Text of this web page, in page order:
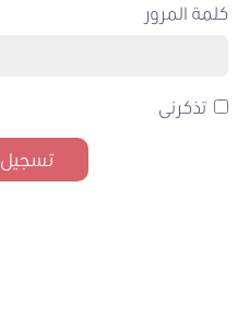
كلمة المرور
تذكرنى